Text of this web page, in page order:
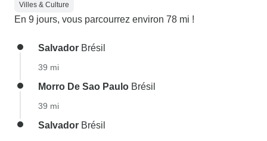
Villes & Culture
En 9 jours, vous parcourrez environ 78 mi !
Salvador Brésil
39 mi
Morro De Sao Paulo Brésil
39 mi
Salvador Brésil